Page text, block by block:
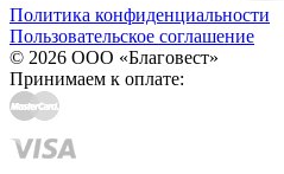
Политика конфиденциальности
Пользовательское соглашение
© 2026 ООО «Благовест»
Принимаем к оплате: